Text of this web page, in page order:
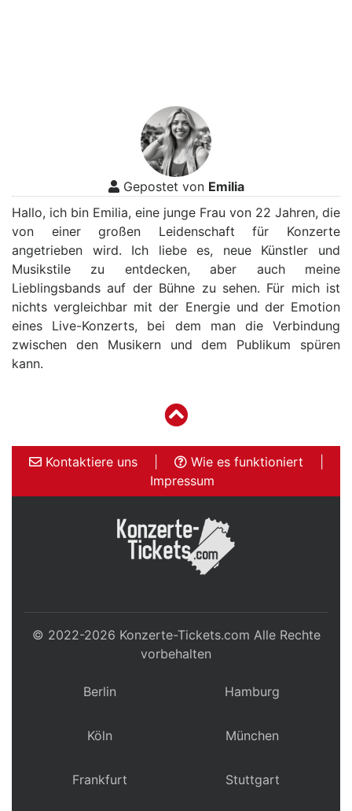
Gepostet von Emilia
Hallo, ich bin Emilia, eine junge Frau von 22 Jahren, die
von einer großen Leidenschaft für Konzerte
angetrieben wird. Ich liebe es, neue Künstler und
Musikstile zu entdecken, aber auch meine
Lieblingsbands auf der Bühne zu sehen. Für mich ist
nichts vergleichbar mit der Energie und der Emotion
eines Live-Konzerts, bei dem man die Verbindung
zwischen den Musikern und dem Publikum spüren
kann.
Kontaktiere uns Wie es funktioniert
Impressum
© 2022-2026 Konzerte-Tickets.com Alle Rechte
vorbehalten
Berlin Hamburg
Köln München
Frankfurt Stuttgart